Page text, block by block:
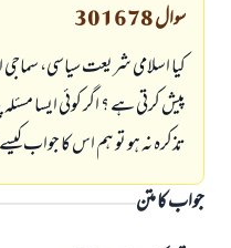
سوال301678
کیا اسلامی شریعت سیاسی،
پیش کرتی ہے ؟ اگر کوئی ایسا
تذکرہ نہ ہو تو ہم اس کا جواب
جواب کا متن